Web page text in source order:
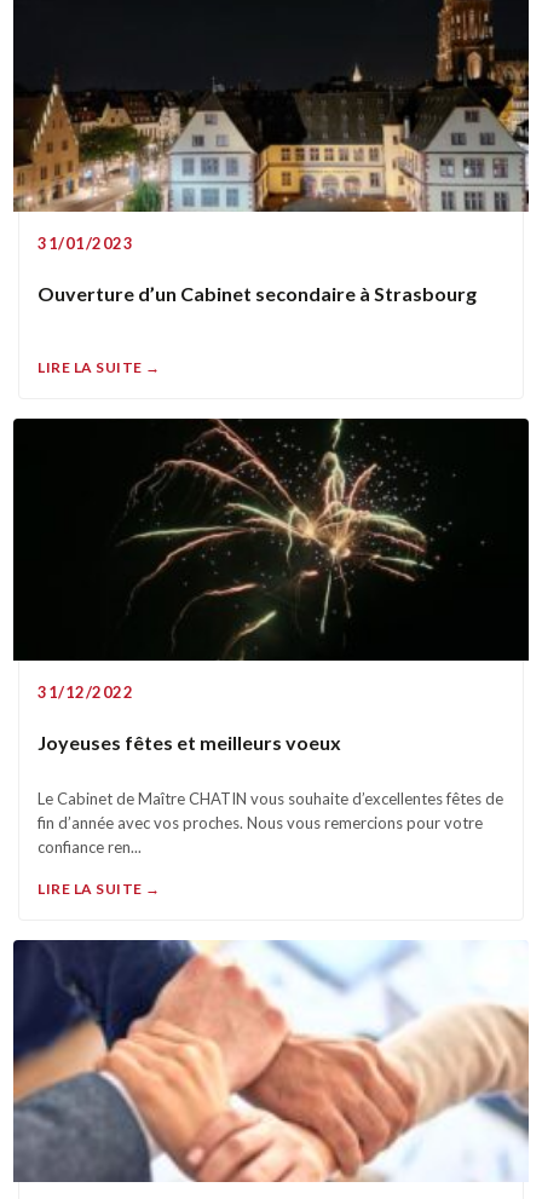
31/01/2023
Ouverture d’un Cabinet secondaire à Strasbourg
LIRE LA SUITE →
31/12/2022
Joyeuses fêtes et meilleurs voeux
Le Cabinet de Maître CHATIN vous souhaite d’excellentes fêtes de
fin d’année avec vos proches. Nous vous remercions pour votre
confiance ren...
LIRE LA SUITE →